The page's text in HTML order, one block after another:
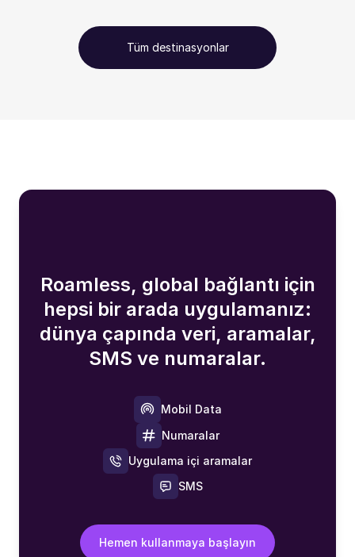
Tüm destinasyonlar
Roamless, global bağlantı için
hepsi bir arada uygulamanız:
dünya çapında veri, aramalar,
SMS ve numaralar.
Mobil Data
Numaralar
Uygulama içi aramalar
SMS
Hemen kullanmaya başlayın